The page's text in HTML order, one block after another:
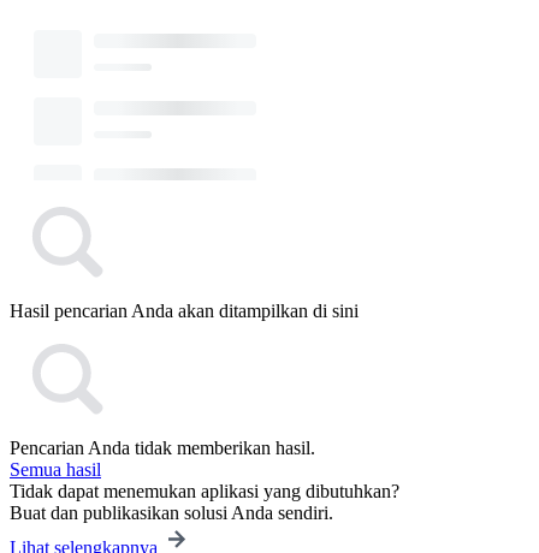
Hasil pencarian Anda akan ditampilkan di sini
Pencarian Anda tidak memberikan hasil.
Semua hasil
Tidak dapat menemukan aplikasi yang dibutuhkan?
Buat dan publikasikan solusi Anda sendiri.
Lihat selengkapnya